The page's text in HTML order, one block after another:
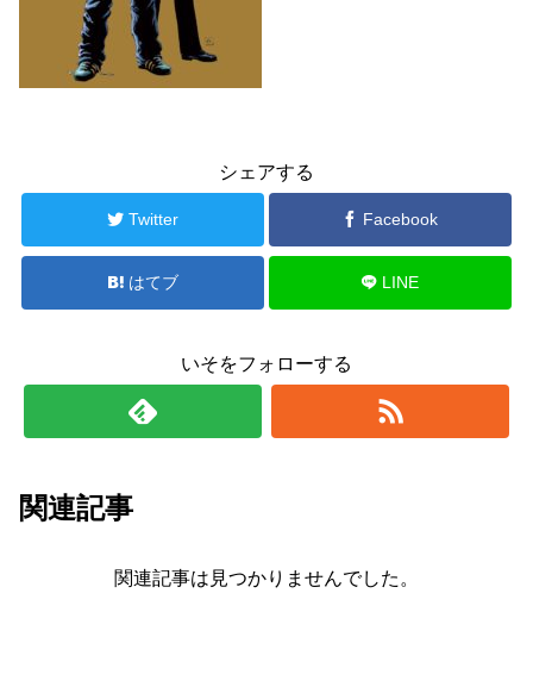
シェアする
Twitter Facebook
はてブ LINE
いそをフォローする
関連記事
関連記事は見つかりませんでした。